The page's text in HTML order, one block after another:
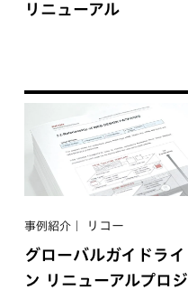
リニューアル
事例紹介 リコー
グローバルガイドライ
ン リニューアルプロジ